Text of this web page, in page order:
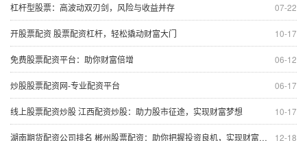
07-22
杠杆型股票：高波动双刃剑，风险与收益并存
10-17
开股票配资 股票配资杠杆，轻松撬动财富大门
06-12
免费股票配资平台：助你财富倍增
06-17
炒股股票配资网-专业配资平台
10-17
线上股票配资炒股 江西配资炒股：助力股市征途，实现财富梦想
12-18
湖南期货配资公司排名 郴州股票配资：助你把握投资良机，实现财富增值